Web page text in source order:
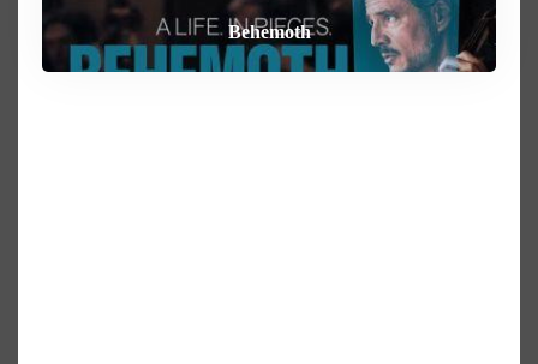
Heart of the Beast
Behemoth
How To Rob A Bank
By Any Means